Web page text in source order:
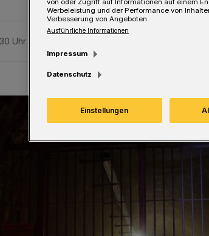
Uhr
Werbeleistung und der Performance von
Verbesserung von Angeboten.
Ausführliche Informationen
Impressum
Datenschutz
Einstellungen